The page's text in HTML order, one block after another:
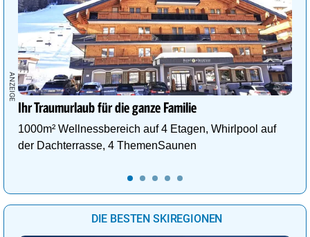
Ihr Traumurlaub für die ganze Familie
1000m² Wellnessbereich auf 4 Etagen, Whirlpool auf
der Dachterrasse, 4 ThemenSaunen
DIE BESTEN SKIREGIONEN